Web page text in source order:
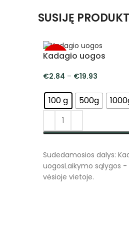
SUSIJĘ
-5%
Kadagio uogos
€2.84 – €19.93
100 g 500g
Sudedamosios dalys:
uogosLaikymo sąlygos -
vėsioje vietoje.